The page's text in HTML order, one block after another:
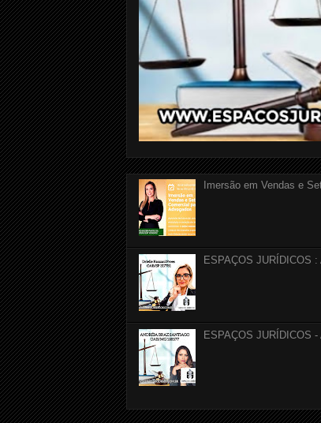
Imersão em Vendas e
ESPAÇOS JURÍDICOS
ESPAÇOS JURÍDICOS